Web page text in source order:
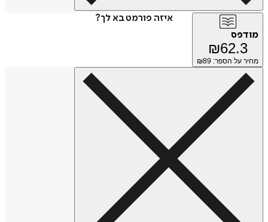
איזה פורמט בא לך?
מודפס
₪62.3
מחיר על הספר: ₪ 89